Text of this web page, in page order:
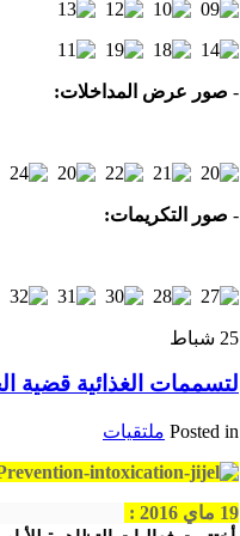
- صور عرض المداخلات:
- صور التكريمات:
25 شباط
لتسممات الغذائية قضية
Posted in ملتقيات
19 ماي 2016 :